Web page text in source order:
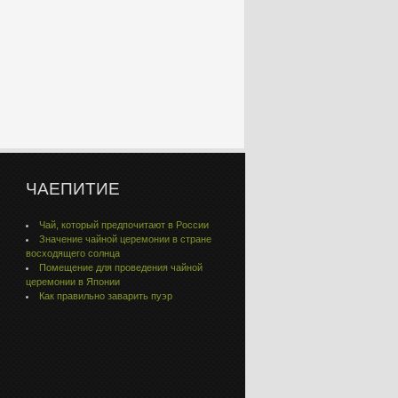
ЧАЕПИТИЕ
Чай, который предпочитают в России
Значение чайной церемонии в стране
восходящего солнца
Помещение для проведения чайной
церемонии в Японии
Как правильно заварить пуэр